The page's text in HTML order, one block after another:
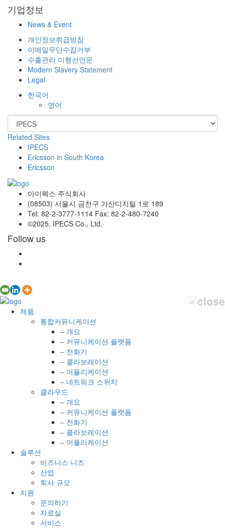
기업정보
News & Event
개인정보취급방침
이메일무단수집거부
수출관리 이행선언문
Modern Slavery Statement
Legal
한국어
영어
Related Sites
IPECS
Ericsson in South Korea
Ericsson
아이펙스 주식회사
(08503) 서울시 금천구 가산디지털 1로 189
Tel: 82-2-3777-1114 Fax: 82-2-480-7240
©2025. IPECS Co., Ltd.
Follow us
제품
통합커뮤니케이션
– 개요
– 커뮤니케이션 플랫폼
– 전화기
– 콜라보레이션
– 어플리케이션
– 네트워크 스위치
클라우드
– 개요
– 커뮤니케이션 플랫폼
– 전화기
– 콜라보레이션
– 어플리케이션
솔루션
비즈니스 니즈
산업
회사 규모
지원
문의하기
자료실
서비스